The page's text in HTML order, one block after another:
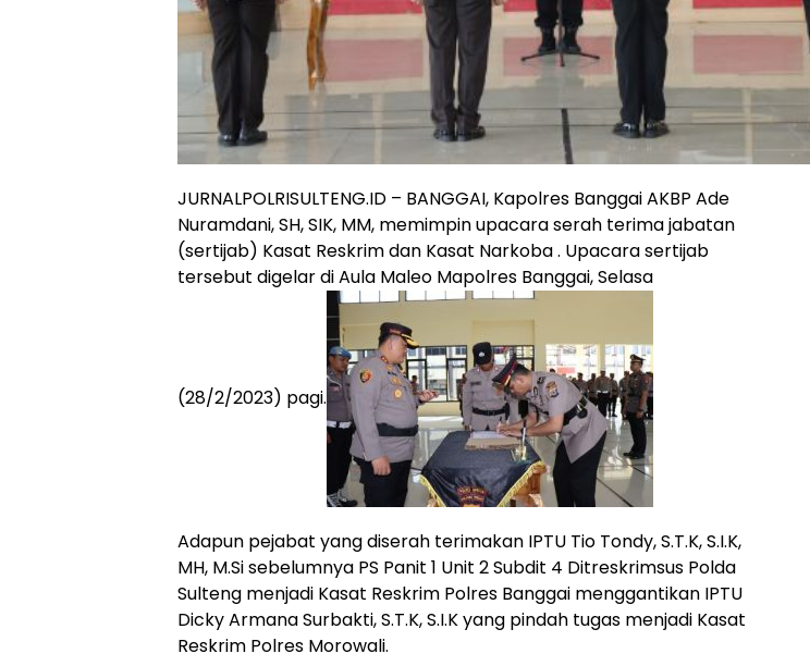
JURNALPOLRISULTENG.ID – BANGGAI, Kapolres Banggai AKBP Ade
Nuramdani, SH, SIK, MM, memimpin upacara serah terima jabatan
(sertijab) Kasat Reskrim dan Kasat Narkoba . Upacara sertijab
tersebut digelar di Aula Maleo Mapolres Banggai, Selasa
(28/2/2023) pagi.
Adapun pejabat yang diserah terimakan IPTU Tio Tondy, S.T.K, S.I.K,
MH, M.Si sebelumnya PS Panit 1 Unit 2 Subdit 4 Ditreskrimsus Polda
Sulteng menjadi Kasat Reskrim Polres Banggai menggantikan IPTU
Dicky Armana Surbakti, S.T.K, S.I.K yang pindah tugas menjadi Kasat
Reskrim Polres Morowali.